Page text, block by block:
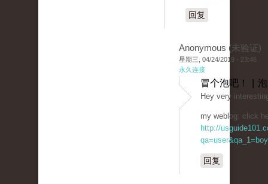
回复
Anonymous (未验证)
星期三, 04/24/2019 - 23:46
永久连接
冒个泡吧！ |
Hey very
my weblog: click
http://
回复